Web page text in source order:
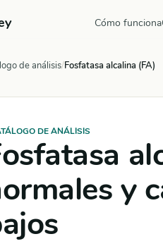
Cómo funciona
de análisis Fosfatasa alcalina (FA)
DE ANÁLISIS
y